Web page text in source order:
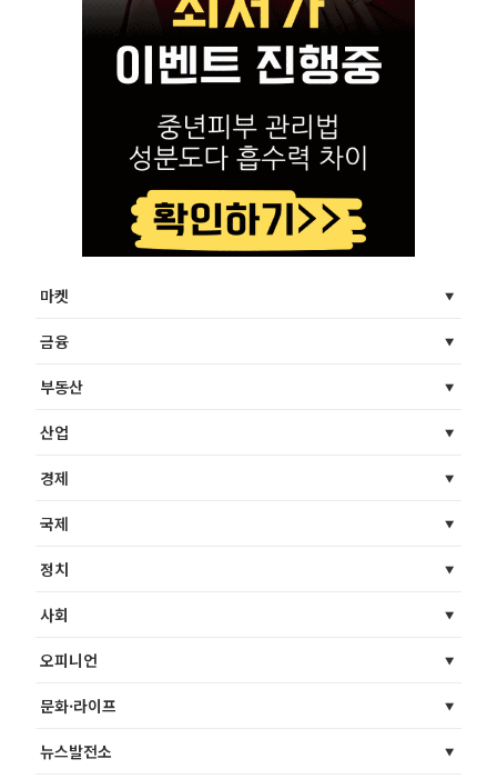
마켓
금융
부동산
산업
경제
국제
정치
사회
오피니언
문화·라이프
뉴스발전소